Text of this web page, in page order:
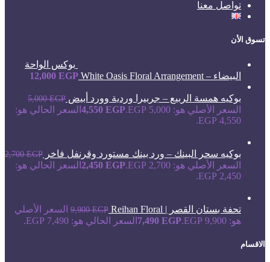
تواصل معنا
تسوق الأن
بوكس الواحة
البيضاء – White Oasis Floral Arrangement
12,000 EGP
بوكيه همسة الربيع – جربيرا وردية وورد أبيض 5,000EGP
السعر الأصلي هو: 5,000 EGP. 4,550 EGP
السعر الحالي هو:
4,550 EGP.
بوكيه سحر البينك – ورد بينك مستورد وقرنفل فاخر 2,700EGP
السعر الأصلي هو: 2,700 EGP. 2,450 EGP
السعر الحالي هو:
2,450 EGP.
تحفة بستان القصر | Reihan Floral 9,900EGP
السعر الأصلي
هو: 9,900 EGP.
7,490 EGP السعر الحالي هو: 7,490 EGP.
الاقسام